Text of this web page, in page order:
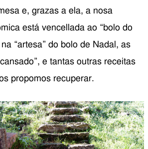
e, grazas a ela, a nosa
está vencellada ao “bolo do
“artesa” do bolo de Nadal, as
e tantas outras receitas
propomos recuperar.